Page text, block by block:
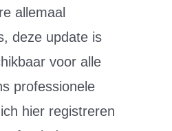
allemaal
deze update is
voor alle
professionele
hier registreren